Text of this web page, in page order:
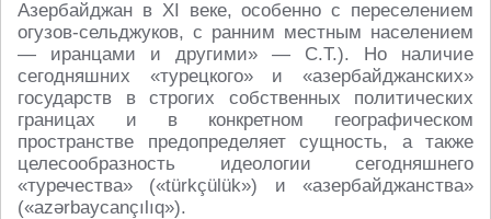
Азербайджан в XI веке, особенно с переселением
огузов-сельджуков, с ранним местным населением
— иранцами и другими» — С.Т.). Но наличие
сегодняшних «турецкого» и «азербайджанских»
государств в строгих собственных политических
границах и в конкретном географическом
пространстве предопределяет сущность, а также
целесообразность идеологии сегодняшнего
«туречества» («türkçülük») и «азербайджанства»
(«azərbaycançılıq»).